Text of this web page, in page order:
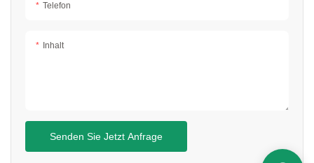
Telefon
Inhalt
Senden Sie Jetzt Anfrage